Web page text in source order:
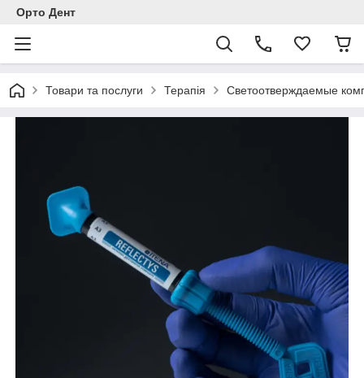
Орто Дент
Товари та послуги Терапія Светоотверждаемые